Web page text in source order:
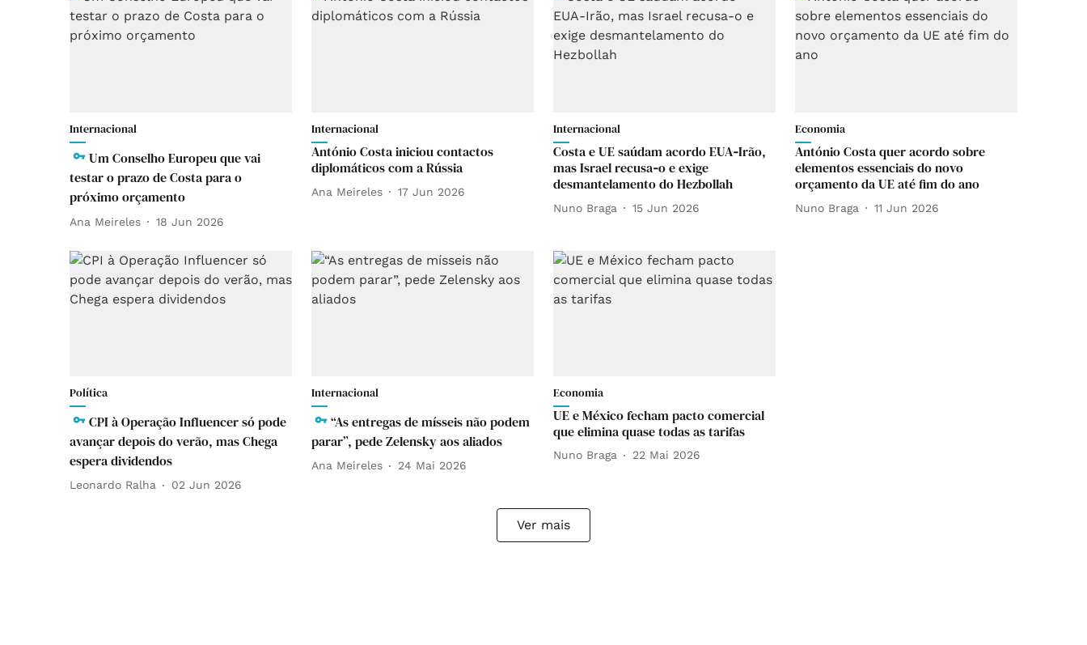
Internacional
Um Conselho Europeu que vai
testar o prazo de Costa para o
próximo orçamento
Ana Meireles 18 Jun 2026
Internacional
António Costa iniciou contactos
diplomáticos com a Rússia
Ana Meireles 17 Jun 2026
Internacional
Costa e UE saúdam acordo EUA‑Irão,
mas Israel recusa‑o e exige
desmantelamento do Hezbollah
Nuno Braga 15 Jun 2026
Economia
António Costa quer acordo sobre
elementos essenciais do novo
orçamento da UE até fim do ano
Nuno Braga 11 Jun 2026
Política
CPI à Operação Influencer só pode
avançar depois do verão, mas Chega
espera dividendos
Leonardo Ralha 02 Jun 2026
Internacional
“As entregas de mísseis não podem
parar”, pede Zelensky aos aliados
Ana Meireles 24 Mai 2026
Economia
UE e México fecham pacto comercial
que elimina quase todas as tarifas
Nuno Braga 22 Mai 2026
Ver mais